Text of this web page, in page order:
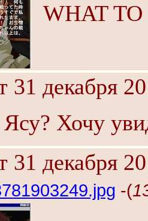
WHAT
31 декабря
Хочу
31 декабря
-(